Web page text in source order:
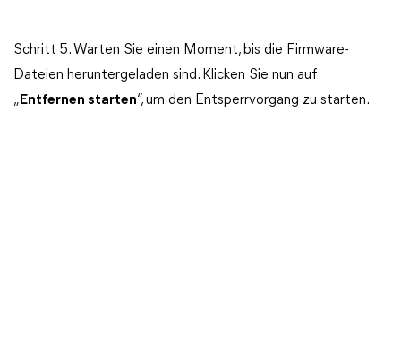
Schritt 5. Warten Sie einen Moment, bis die Firmware-
Dateien heruntergeladen sind. Klicken Sie nun auf
„ Entfernen starten“, um den Entsperrvorgang zu starten.